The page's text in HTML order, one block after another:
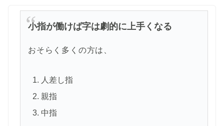
小指が働けば字は劇的に上手くなる
おそらく多くの方は、
人差し指
親指
中指